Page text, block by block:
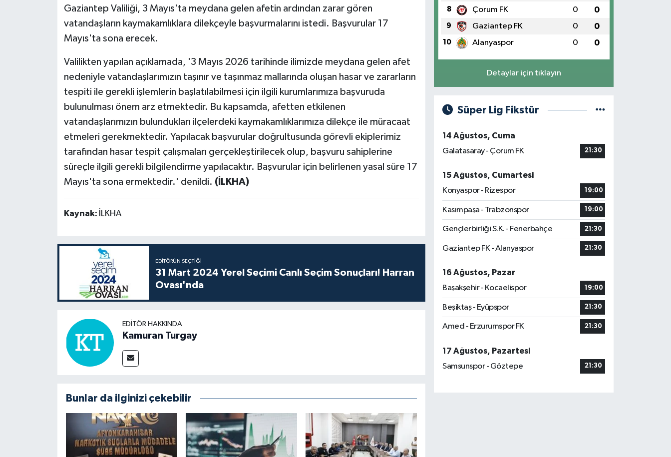
Gaziantep Valiliği, 3 Mayıs'ta meydana gelen afetin ardından zarar gören
vatandaşların kaymakamlıklara dilekçeyle başvurmalarını istedi. Başvurular 17
Mayıs'ta sona erecek.
Valilikten yapılan açıklamada, '3 Mayıs 2026 tarihinde ilimizde meydana gelen afet
nedeniyle vatandaşlarımızın taşınır ve taşınmaz mallarında oluşan hasar ve zararların
tespiti ile gerekli işlemlerin başlatılabilmesi için ilgili kurumlarımıza başvuruda
bulunulması önem arz etmektedir. Bu kapsamda, afetten etkilenen
vatandaşlarımızın bulundukları ilçelerdeki kaymakamlıklarımıza dilekçe ile müracaat
etmeleri gerekmektedir. Yapılacak başvurular doğrultusunda görevli ekiplerimiz
tarafından hasar tespit çalışmaları gerçekleştirilecek olup, başvuru sahiplerine
süreçle ilgili gerekli bilgilendirme yapılacaktır. Başvurular için belirlenen yasal süre 17
Mayıs'ta sona ermektedir.' denildi. (İLKHA)
Kaynak: İLKHA
EDITÖRÜN SEÇTIĞI
31 Mart 2024 Yerel Seçimi Canlı Seçim Sonuçları! Harran
Ovası'nda
EDITÖR HAKKINDA
Kamuran Turgay
Bunlar da ilginizi çekebilir
8 Çorum FK 0 0
9 Gaziantep FK 0 0
10 Alanyaspor 0 0
Detaylar için tıklayın
Süper Lig Fikstür
14 Ağustos, Cuma
Galatasaray - Çorum FK
21:30
15 Ağustos, Cumartesi
Konyaspor - Rizespor
19:00
Kasımpaşa - Trabzonspor 19:00
Gençlerbirliği S.K. - Fenerbahçe 21:30
Gaziantep FK - Alanyaspor 21:30
16 Ağustos, Pazar
Başakşehir - Kocaelispor
19:00
Beşiktaş - Eyüpspor 21:30
Amed - Erzurumspor FK 21:30
17 Ağustos, Pazartesi
Samsunspor - Göztepe
21:30